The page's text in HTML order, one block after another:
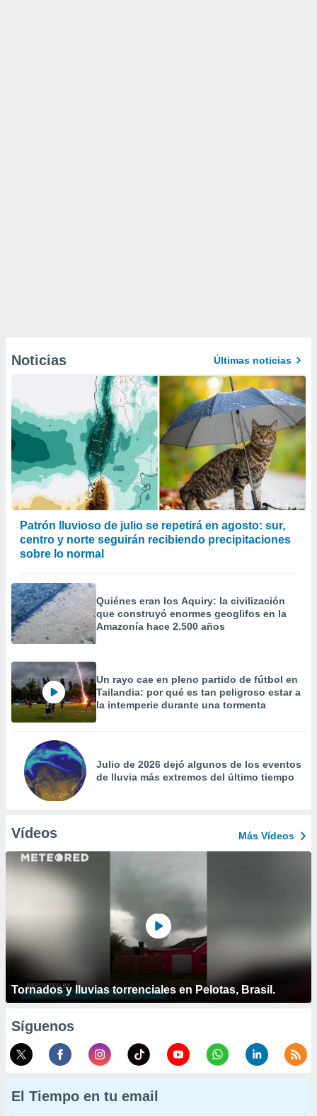
Noticias Últimas noticias
Patrón lluvioso de julio se repetirá en agosto: sur,
centro y norte seguirán recibiendo precipitaciones
sobre lo normal
Quiénes eran los Aquiry: la civilización
que construyó enormes geoglifos en la
Amazonía hace 2.500 años
Un rayo cae en pleno partido de fútbol en
Tailandia: por qué es tan peligroso estar a
la intemperie durante una tormenta
Julio de 2026 dejó algunos de los eventos
de lluvia más extremos del último tiempo
Vídeos Más Vídeos
Tornados y lluvias torrenciales en Pelotas, Brasil.
Síguenos
El Tiempo en tu email